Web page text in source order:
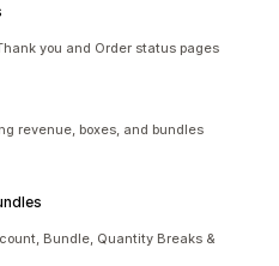
you and Order status pages
revenue, boxes, and bundles
Bundle, Quantity Breaks &